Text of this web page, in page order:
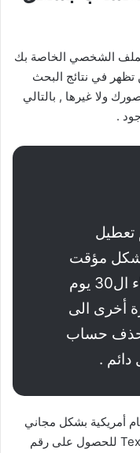
الشخصي الخاصة بك
تظهر في نتائج البحث
ولا غيرها , بالتالي
.
تعطيل
مؤقت
لمدة 30 يوم فقط بعد انتهاء ال30 يوم
أخرى الى
حذف حساب
.
أمريكية بشكل مجاني
يمكنك متابعة المقالة التالية , شرح TextNow للحصول على رقم